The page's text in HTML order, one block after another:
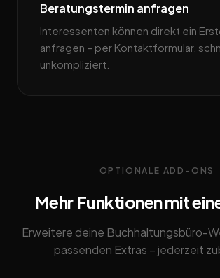
Beratungstermin anfragen
Interessenten können direkt ein
anfragen – per Kontaktformular,
unkompliziert.
OPTIONALE ADD-ONS
Mehr Funktionen mit
Erweitere deine Buchhaltungsbüro-
passenden Extras – jederzeit